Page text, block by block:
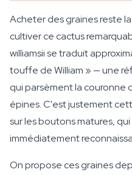
Acheter des graines reste
cultiver ce cactus
williamsii se traduit
touffe de William » — une
qui parsèment la couronne
épines. C'est justement
sur les boutons matures,
immédiatement
On propose ces graines